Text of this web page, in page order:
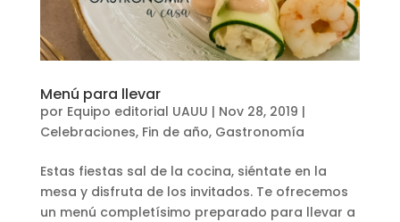
Menú para llevar
por Equipo editorial UAUU | Nov 28, 2019 |
Celebraciones, Fin de año, Gastronomía
Estas fiestas sal de la cocina, siéntate en la
mesa y disfruta de los invitados. Te ofrecemos
un menú completísimo preparado para llevar a